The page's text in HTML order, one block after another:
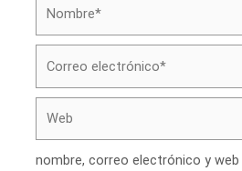
electrónico*
nombre, correo electrónico y